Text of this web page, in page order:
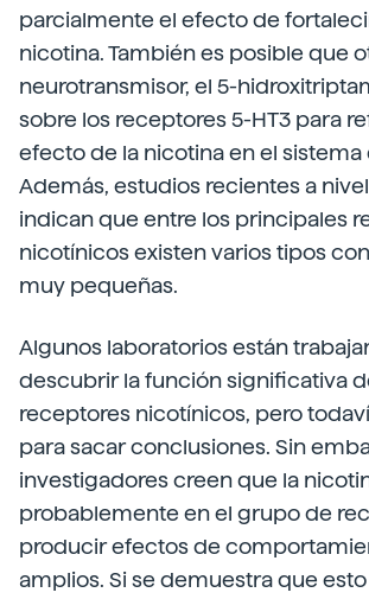
parcialmente el efecto de
nicotina. También es posible que
neurotransmisor, el 5-
sobre los receptores 5-HT3 para
efecto de la nicotina en el sistema
Además, estudios recientes a
indican que entre los principales
nicotínicos existen varios tipos
muy pequeñas.
Algunos laboratorios están
descubrir la función significativa
receptores nicotínicos, pero
para sacar conclusiones. Sin
investigadores creen que la
probablemente en el grupo de
producir efectos de
amplios. Si se demuestra que